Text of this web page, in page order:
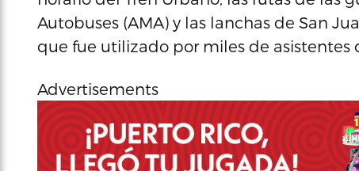
Autobuses (AMA) y las lanchas de San
que fue utilizado por miles de asistentes
Advertisements